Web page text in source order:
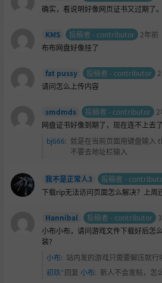
确实，看说明好像网页证书又过期了。
KMS 投稿者 - contributor 2年前
布布网盘好像挂了
fat pussy 投稿者 - contributor
请问怎么上传内容
smdmds 投稿者 - contributor 2
网盘证书好像到期了，现在连不上去了
bj666: 就是在当前页面用键盘输入
不要去地址栏输入
我不是正常人3 投稿者 -
下载rip无法访问页面怎么解决？上周
Hannibal 投稿者 - contributor
小布小布，请问游戏文件下载好后怎
装?
小布: 站内发的游戏只需要解压就行
初玖°回复 小布: 新人不会发帖，怎